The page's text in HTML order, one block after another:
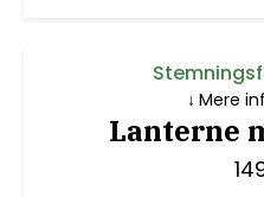
Lanterne
Mere